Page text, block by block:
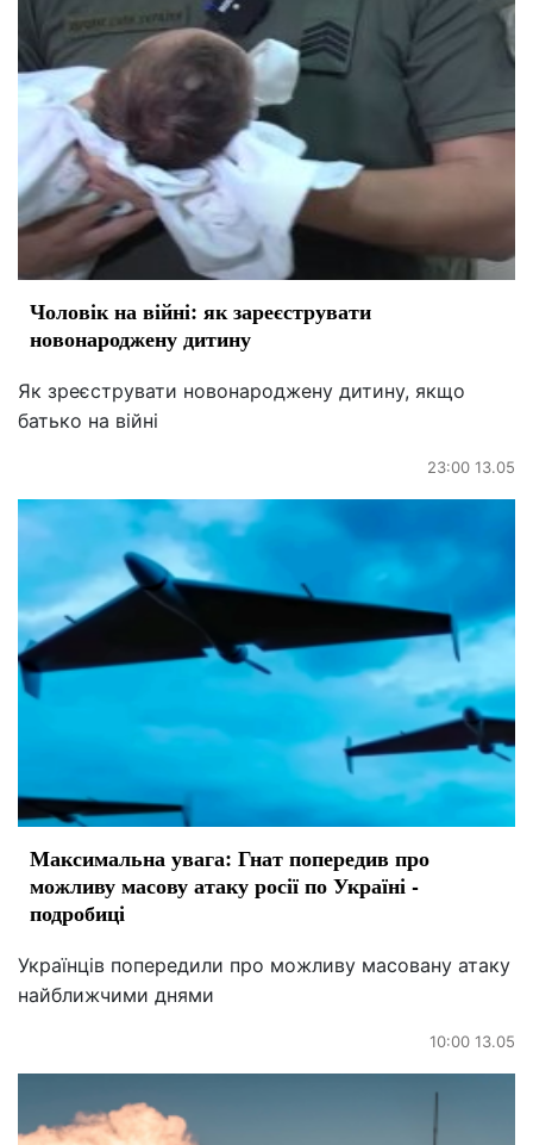
Чоловік на війні: як зареєструвати
новонароджену дитину
Як зреєструвати новонароджену дитину, якщо
батько на війні
23:00 13.05
Максимальна увага: Гнат попередив про
можливу масову атаку росії по Україні -
подробиці
Українців попередили про можливу масовану атаку
найближчими днями
10:00 13.05